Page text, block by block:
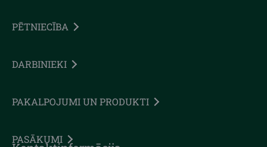
PĒTNIECĪBA
DARBINIEKI
PAKALPOJUMI UN PRODUKTI
PASĀKUMI